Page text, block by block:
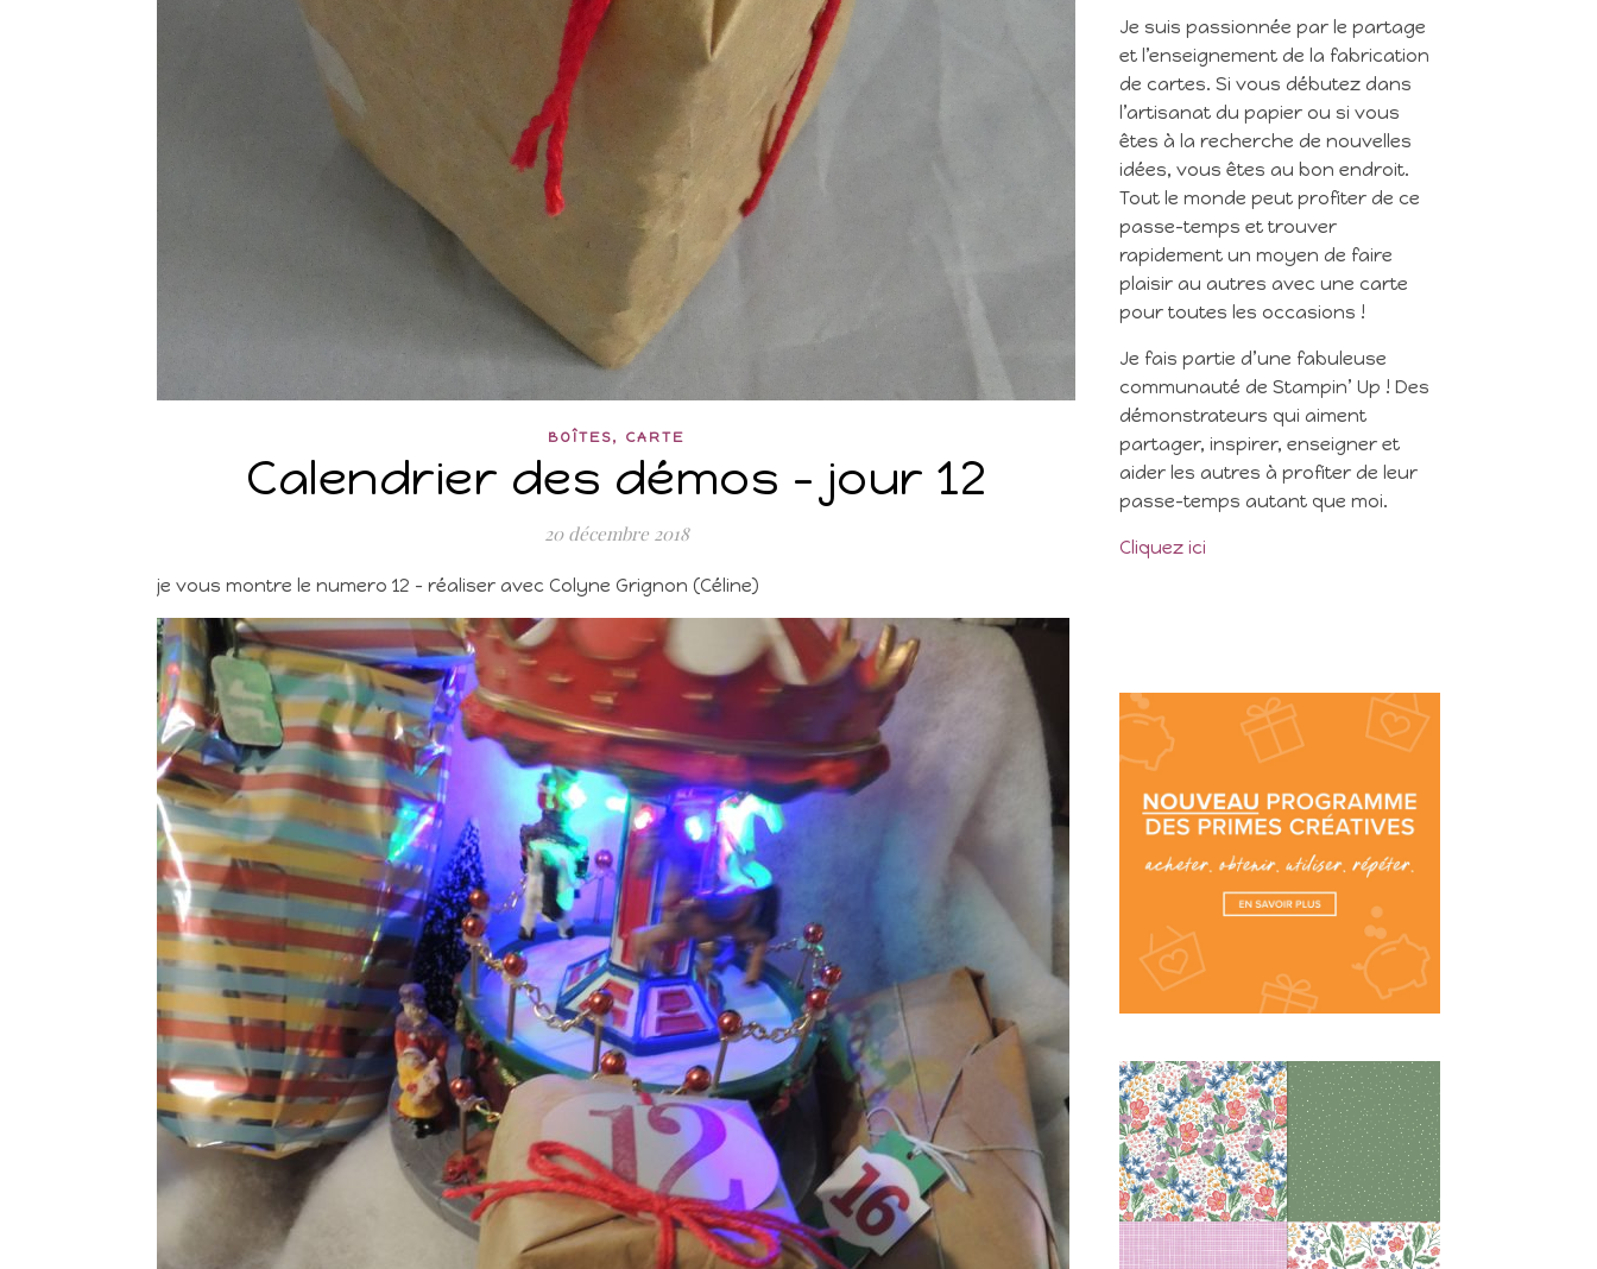
BOÎTES, CARTE
Calendrier des démos – jour 12
20 décembre 2018
je vous montre le numero 12 – réaliser avec Colyne Grignon (Céline)
Je suis passionnée par le partage
et l’enseignement de la fabrication
de cartes. Si vous débutez dans
l’artisanat du papier ou si vous
êtes à la recherche de nouvelles
idées, vous êtes au bon endroit.
Tout le monde peut profiter de ce
passe-temps et trouver
rapidement un moyen de faire
plaisir au autres avec une carte
pour toutes les occasions !
Je fais partie d’une fabuleuse
communauté de Stampin’ Up ! Des
démonstrateurs qui aiment
partager, inspirer, enseigner et
aider les autres à profiter de leur
passe-temps autant que moi.
Cliquez ici